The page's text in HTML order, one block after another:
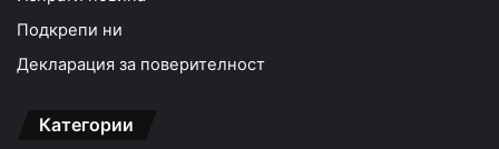
Подкрепи ни
Декларация за поверителност
Категории